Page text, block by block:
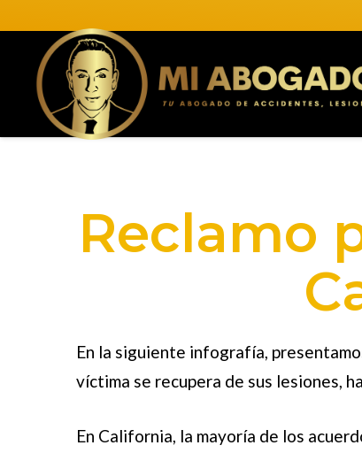
Reclamo
En la siguiente infografía,
víctima se recupera de sus lesiones,
En California, la mayoría de los